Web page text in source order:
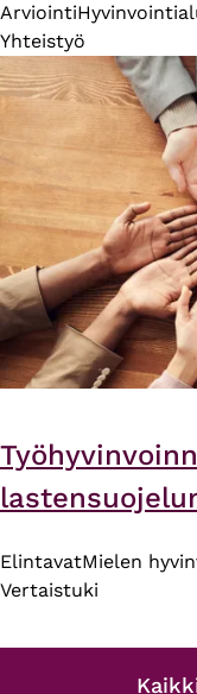
Arviointi
Yhteistyö
ElintavatMielen
Vertaistuki